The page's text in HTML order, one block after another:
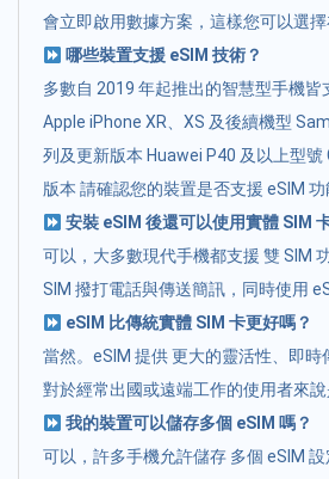
會立即啟用數據方案，這樣您可以選擇
哪些裝置支援 eSIM 技術？
多數自 2019 年起推出的智慧型手機皆
Apple iPhone XR、XS 及後續機型
列及更新版本 Huawei P40 及以上型號
版本 請確認您的裝置是否支援 eSIM 功
安裝 eSIM 後還可以使用實體 SIM
可以，大多數現代手機都支援 雙 SIM
SIM 撥打電話與傳送簡訊，同時使用
eSIM 比傳統實體 SIM 卡更好嗎？
當然。eSIM 提供 更大的靈活性、即時
對於經常出國或遠端工作的使用者來說
我的裝置可以儲存多個 eSIM 嗎？
可以，許多手機允許儲存 多個 eSIM